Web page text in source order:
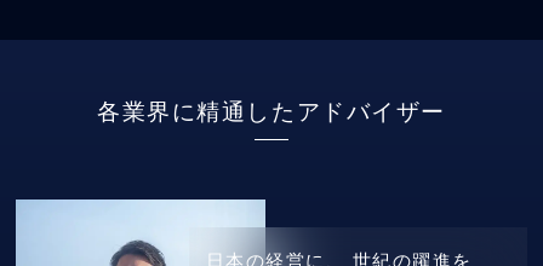
各業界に精通したアドバイザー
日本の経営に、 世紀の躍進を